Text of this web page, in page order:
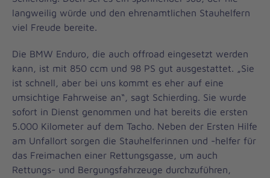
langweilig würde und den ehrenamtlichen Stauhelfern
viel Freude bereite.
Die BMW Enduro, die auch offroad eingesetzt werden
kann, ist mit 850 ccm und 98 PS gut ausgestattet. „Sie
ist schnell, aber bei uns kommt es eher auf eine
umsichtige Fahrweise an“, sagt Schierding. Sie wurde
sofort in Dienst genommen und hat bereits die ersten
5.000 Kilometer auf dem Tacho. Neben der Ersten Hilfe
am Unfallort sorgen die Stauhelferinnen und -helfer für
das Freimachen einer Rettungsgasse, um auch
Rettungs- und Bergungsfahrzeuge durchzuführen,